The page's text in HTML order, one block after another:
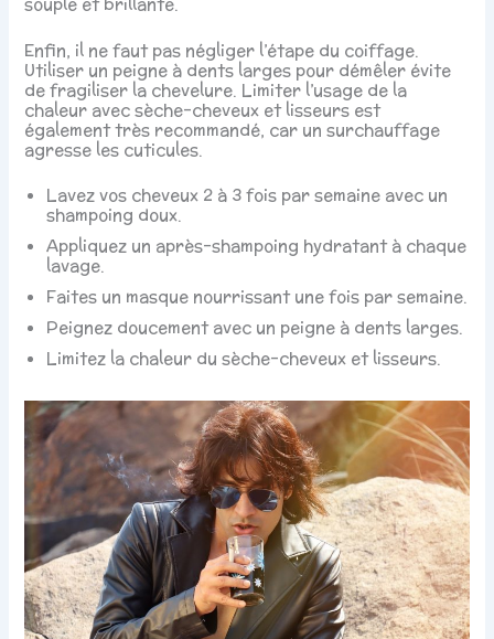
Enfin, il ne faut pas négliger l’étape du coiffage.
Utiliser un peigne à dents larges pour démêler évite
de fragiliser la chevelure. Limiter l’usage de la
chaleur avec sèche-cheveux et lisseurs est
également très recommandé, car un surchauffage
agresse les cuticules.
Lavez vos cheveux 2 à 3 fois par semaine avec un
shampoing doux.
Appliquez un après-shampoing hydratant à chaque
lavage.
Faites un masque nourrissant une fois par semaine.
Peignez doucement avec un peigne à dents larges.
Limitez la chaleur du sèche-cheveux et lisseurs.